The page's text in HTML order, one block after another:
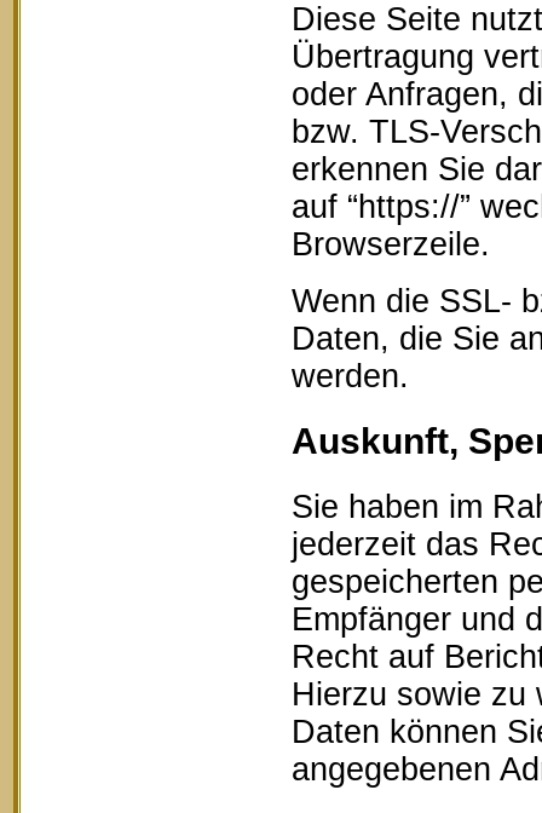
Diese Seite
Übertragung
oder Anfragen,
bzw. TLS-
erkennen Sie
auf “https://”
Browserzeile.
Wenn die SSL-
Daten, die Sie
werden.
Auskunft,
Sie haben im
jederzeit das
gespeicherten
Empfänger und
Recht auf
Hierzu sowie zu
Daten können
angegebenen